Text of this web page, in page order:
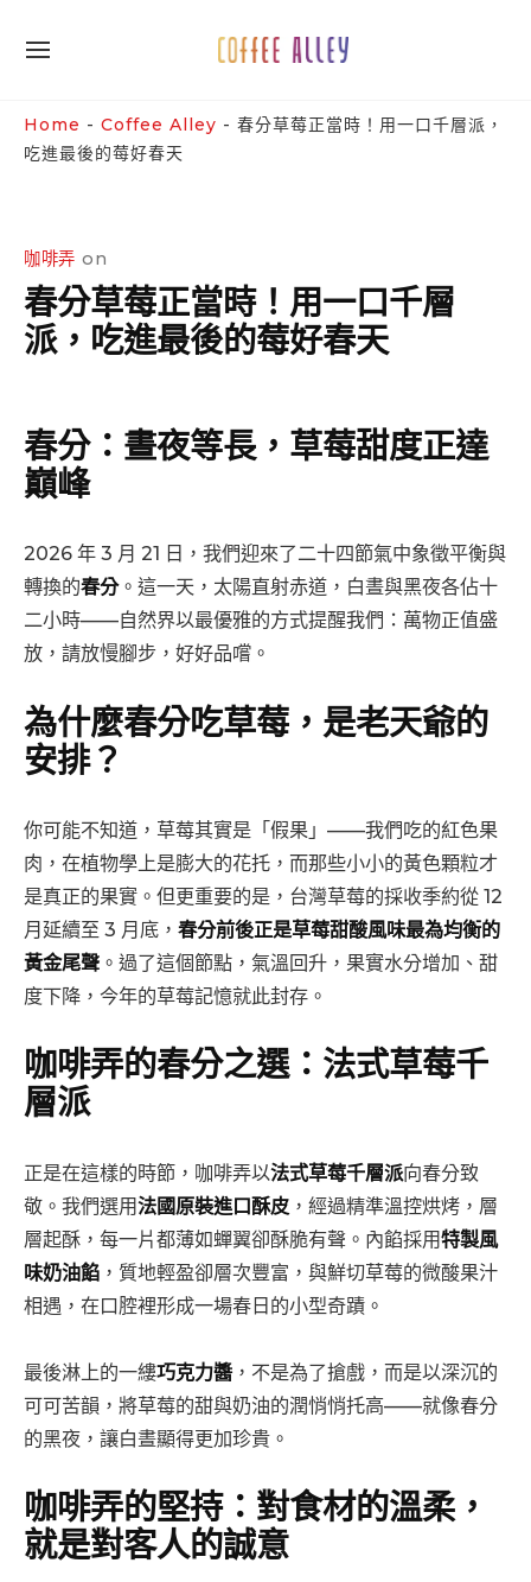
SITE
Home - Coffee Alley - 春分草莓正當時！用一口千層派，
吃進最後的莓好春天
咖啡弄 on
春分草莓正當時！用一口千層
派，吃進最後的莓好春天
春分：晝夜等長，草莓甜度正達
巔峰
2026 年 3 月 21 日，我們迎來了二十四節氣中象徵平衡與
轉換的春分。這一天，太陽直射赤道，白晝與黑夜各佔十
二小時——自然界以最優雅的方式提醒我們：萬物正值盛
放，請放慢腳步，好好品嚐。
為什麼春分吃草莓，是老天爺的
安排？
你可能不知道，草莓其實是「假果」——我們吃的紅色果
肉，在植物學上是膨大的花托，而那些小小的黃色顆粒才
是真正的果實。但更重要的是，台灣草莓的採收季約從 12
月延續至 3 月底， 春分前後正是草莓甜酸風味最為均衡的
黃金尾聲 。過了這個節點，氣溫回升，果實水分增加、甜
度下降，今年的草莓記憶就此封存。
咖啡弄的春分之選：法式草莓千
層派
正是在這樣的時節，咖啡弄以法式草莓千層派向春分致
敬。我們選用法國原裝進口酥皮 ，經過精準溫控烘烤，層
層起酥，每一片都薄如蟬翼卻酥脆有聲。內餡採用特製風
味奶油餡 ，質地輕盈卻層次豐富，與鮮切草莓的微酸果汁
相遇，在口腔裡形成一場春日的小型奇蹟。
最後淋上的一縷巧克力醬 ，不是為了搶戲，而是以深沉的
可可苦韻，將草莓的甜與奶油的潤悄悄托高——就像春分
的黑夜，讓白晝顯得更加珍貴。
咖啡弄的堅持：對食材的溫柔，
就是對客人的誠意